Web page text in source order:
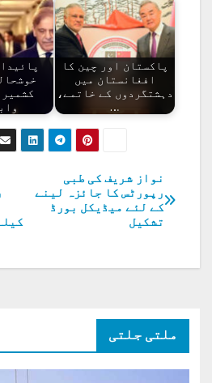
پاکستان اور چین کا
افغانستان میں
دہشتگردوں کے خاتمے،
…
پوسٹوں
کی
نواز شریف کی طبی
رپورٹس کا جائزہ لینے
کے لئے میڈیکل بورڈ
تشکیل
ملتی جلتی